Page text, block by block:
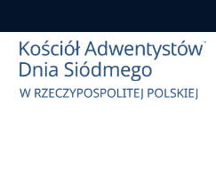
do
treści